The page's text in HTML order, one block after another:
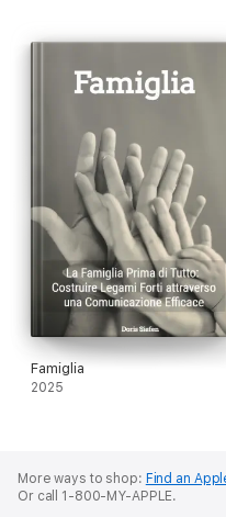
Famiglia
2025
More ways to shop: Find an
Or call 1-800-MY-APPLE.